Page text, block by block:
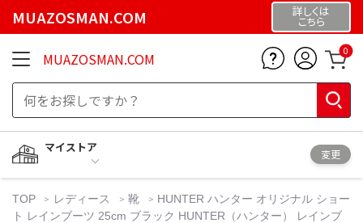
MUAZOSMAN.COM 詳しくは
こちら
MUAZOSMAN.COM 0
マイストア
変更
TOP レディース 靴
HUNTER ハンター オリジナル ショー
ト レインブーツ 25cm ブラック HUNTER（ハンター） レインブ